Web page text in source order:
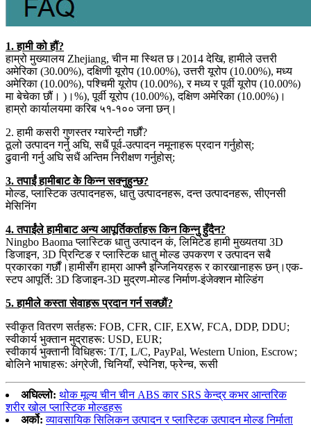
1. हामी को हौं?
हाम्रो मुख्यालय Zhejiang, चीन मा स्थित छ।2014 देखि, हामीले उत्तरी
अमेरिका (30.00%), दक्षिणी यूरोप (10.00%), उत्तरी यूरोप (10.00%), मध्य
अमेरिका (10.00%), पश्चिमी यूरोप (10.00%), र मध्य र पूर्वी यूरोप (10.00%)
मा बेचेका छौं। )।%), पूर्वी यूरोप (10.00%), दक्षिण अमेरिका (10.00%)।
हाम्रो कार्यालयमा करिब ५१-१०० जना छन्।
2. हामी कसरी गुणस्तर ग्यारेन्टी गर्छौं?
ठूलो उत्पादन गर्नु अघि, सधैं पूर्व-उत्पादन नमूनाहरू प्रदान गर्नुहोस्;
ढुवानी गर्नु अघि सधैं अन्तिम निरीक्षण गर्नुहोस्;
3. तपाईं हामीबाट के किन्न सक्नुहुन्छ?
मोल्ड, प्लास्टिक उत्पादनहरू, धातु उत्पादनहरू, दन्त उत्पादनहरू, सीएनसी
मेसिनिंग
4. तपाईंले हामीबाट अन्य आपूर्तिकर्ताहरू किन किन्नु हुँदैन?
Ningbo Baoma प्लास्टिक धातु उत्पादन कं, लिमिटेड हामी मुख्यतया 3D
डिजाइन, 3D प्रिन्टिङ र प्लास्टिक धातु मोल्ड उपकरण र उत्पादन सबै
प्रकारका गर्छौं।हामीसँग हाम्रा आफ्नै इन्जिनियरहरू र कारखानाहरू छन्।एक-
स्टप आपूर्ति: 3D डिजाइन-3D मुद्रण-मोल्ड निर्माण-इंजेक्शन मोल्डिंग
5. हामीले कस्ता सेवाहरू प्रदान गर्न सक्छौं?
स्वीकृत वितरण सर्तहरू: FOB, CFR, CIF, EXW, FCA, DDP, DDU;
स्वीकार्य भुक्तान मुद्राहरू: USD, EUR;
स्वीकार्य भुक्तानी विधिहरू: T/T, L/C, PayPal, Western Union, Escrow;
बोलिने भाषाहरू: अंग्रेजी, चिनियाँ, स्पेनिश, फ्रेन्च, रूसी
अघिल्लो: थोक मूल्य चीन चीन ABS कार SRS केन्द्र कभर आन्तरिक
शरीर खोल प्लास्टिक मोल्डहरू
अर्को: व्यावसायिक सिलिकन उत्पादन र प्लास्टिक उत्पादन मोल्ड निर्माता